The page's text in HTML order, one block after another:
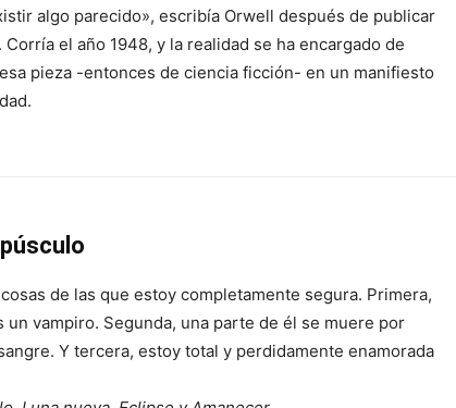
algo parecido», escribía Orwell después de publicar
Corría el año 1948, y la realidad se ha encargado de
pieza -entonces de ciencia ficción- en un manifiesto
de las que estoy completamente segura. Primera,
un vampiro. Segunda, una parte de él se muere por
Y tercera, estoy total y perdidamente enamorada